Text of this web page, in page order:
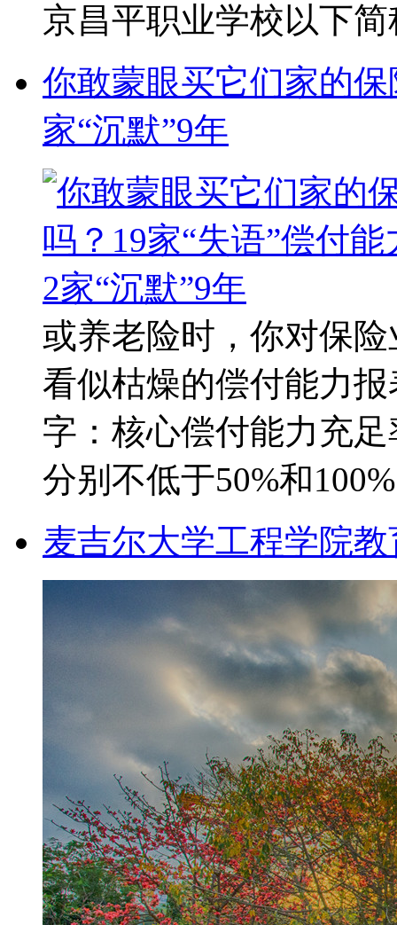
京昌平职业学校以下简
你敢蒙眼买它们家的
家“沉默”9年
或养老险时，你对保
看似枯燥的偿付能力
字：核心偿付能力充
分别不低于50%和
麦吉尔大学工程学院